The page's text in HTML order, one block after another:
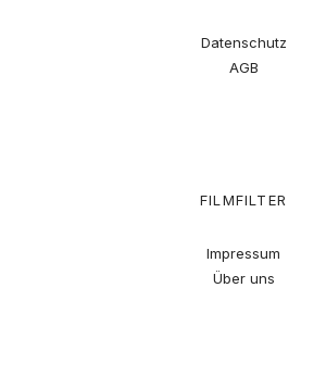
Datenschutz
AGB
FILMFILTER
Impressum
Über uns